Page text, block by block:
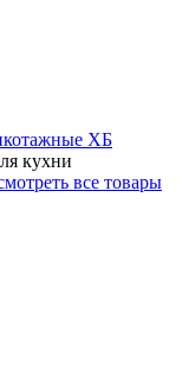
ХБ
кухни
все товары